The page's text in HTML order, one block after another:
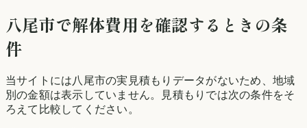
八尾市で解体費用を確認するときの条
件
当サイトには八尾市の実見積もりデータがないため、地域
別の金額は表示していません。見積もりでは次の条件をそ
ろえて比較してください。